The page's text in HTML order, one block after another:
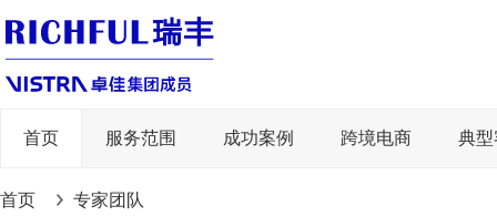
首页 服务范围 成功案例 跨境电商 典
首页 专家团队